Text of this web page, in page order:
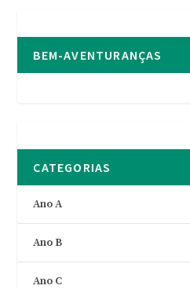
BEM-AVENTURANÇAS
CATEGORIAS
Ano A
Ano B
Ano C